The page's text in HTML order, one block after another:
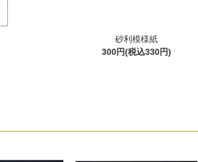
砂利模様紙
300円(税込330円)